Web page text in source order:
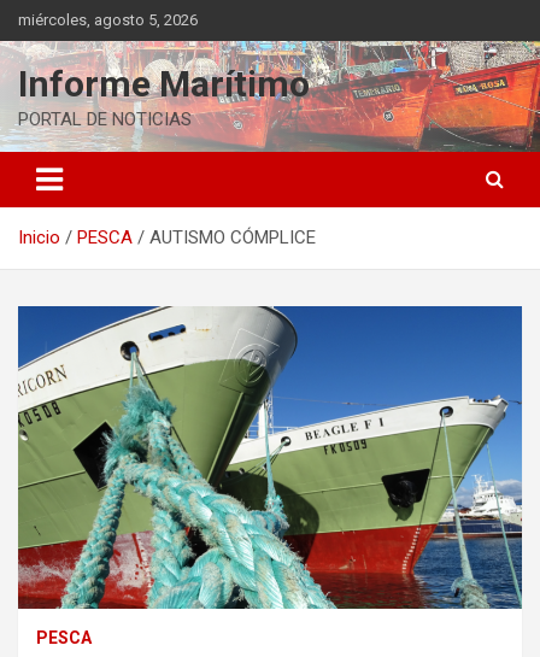
Saltar
al
contenido
miércoles, agosto 5, 2026
Informe Marítimo
PORTAL DE NOTICIAS
Inicio PESCA AUTISMO CÓMPLICE
PESCA